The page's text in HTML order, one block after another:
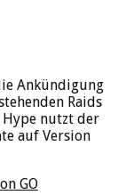
Ankündigung
Raids
Hype nutzt der
auf Version
GO